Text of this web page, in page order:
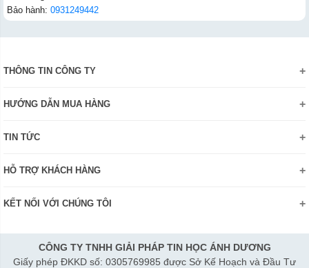
Bảo hành: 0931249442
THÔNG TIN CÔNG TY
Chính sách bảo mật thông tin
HƯỚNG DẪN MUA HÀNG
Thanh toán và giao hàng
Hướng dẫn đăng ký tài khoản
Kiểm tra tình trạng đơn hàng
TIN TỨC
Review sản phẩm
HỖ TRỢ KHÁCH HÀNG
Hợp tác: LienHe@sisco.com.vn
Thời gian làm việc từ Thứ 2- Thứ 7:
KẾT NỐI VỚI CHÚNG TÔI
CÔNG TY TNHH GIẢI PHÁP TIN HỌC ÁNH DƯƠNG
Giấy phép ĐKKD số: 0305769985 được Sở Kế Hoạch và Đầu Tư